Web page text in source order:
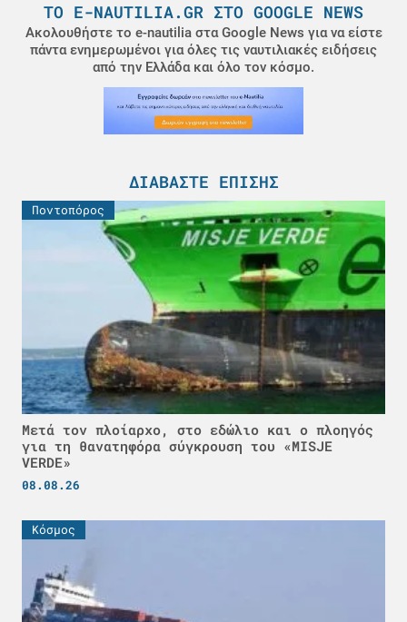
ΤΟ E-NAUTILIA.GR ΣΤΟ GOOGLE NEWS
Ακολουθήστε το e-nautilia στα Google News για να είστε
πάντα ενημερωμένοι για όλες τις ναυτιλιακές ειδήσεις
από την Ελλάδα και όλο τον κόσμο.
ΔΙΑΒΆΣΤΕ ΕΠΊΣΗΣ
Ποντοπόρος
Μετά τον πλοίαρχο, στο εδώλιο και ο πλοηγός
για τη θανατηφόρα σύγκρουση του «MISJE
VERDE»
08.08.26
Κόσμος